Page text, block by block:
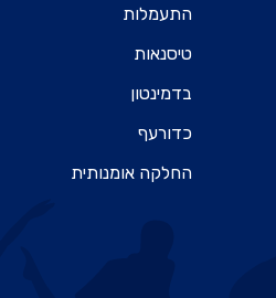
התעמלות
טיסנאות
בדמינטון
כדורעף
החלקה אומנותית